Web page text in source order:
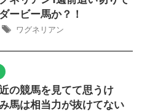
ービー馬か？！
ワグネリアン
の競馬を見てて思うけ
馬は相当力が抜けてない